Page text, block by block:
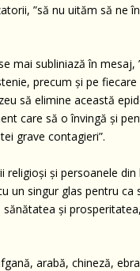
”să nu uităm să ne
mai subliniază în
precum și pe
să elimine această
care să o învingă și
grave contagieri”.
și persoanele
un singur glas pentru
și
arabă, chineză,